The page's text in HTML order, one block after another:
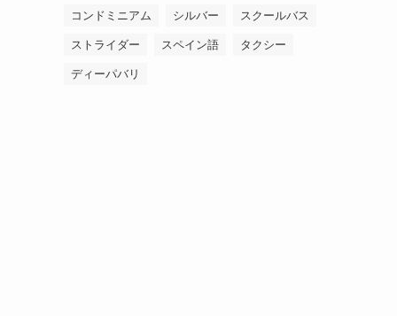
コンドミニアム シルバー スクールバス
ストライダー スペイン語 タクシー
ディーパバリ